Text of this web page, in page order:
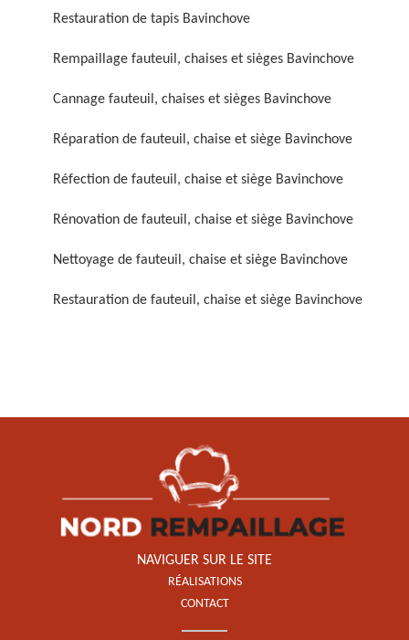
Rénovation de fauteuil,
Nettoyage de fauteuil,
Restauration de tapis Bavinchove
Rempaillage fauteuil, chaises et sièges Bavinchove
Cannage fauteuil, chaises et sièges Bavinchove
Réparation de fauteuil, chaise et siège Bavinchove
Réfection de fauteuil, chaise et siège Bavinchove
Rénovation de fauteuil, chaise et siège Bavinchove
Nettoyage de fauteuil, chaise et siège Bavinchove
Restauration de fauteuil, chaise et siège Bavinchove
NAVIGUER SUR LE SITE
RÉALISATIONS
CONTACT